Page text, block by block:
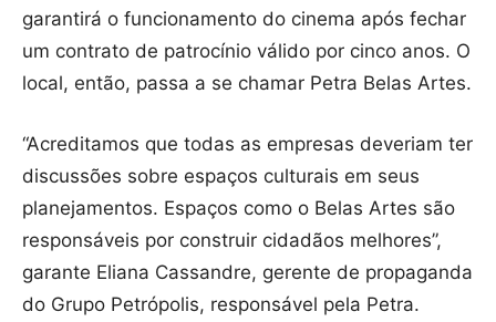
garantirá o funcionamento do cinema após fechar
um contrato de patrocínio válido por cinco anos. O
local, então, passa a se chamar Petra Belas Artes.
“Acreditamos que todas as empresas deveriam ter
discussões sobre espaços culturais em seus
planejamentos. Espaços como o Belas Artes são
responsáveis por construir cidadãos melhores”,
garante Eliana Cassandre, gerente de propaganda
do Grupo Petrópolis, responsável pela Petra.